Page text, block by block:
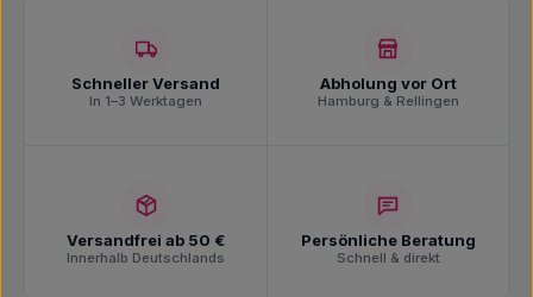
Schneller Versand
In 1–3 Werktagen
Abholung vor Ort
Hamburg & Rellingen
Versandfrei ab 50 €
Innerhalb Deutschlands
Persönliche Beratung
Schnell & direkt